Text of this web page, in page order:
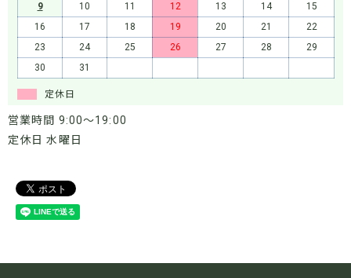
9
10 11 12 13 14
15
16
17 18 19 20 21
22
23
24 25 26 27 28
29
30
31
定休日
営業時間 9:00～19:00
定休日 水曜日